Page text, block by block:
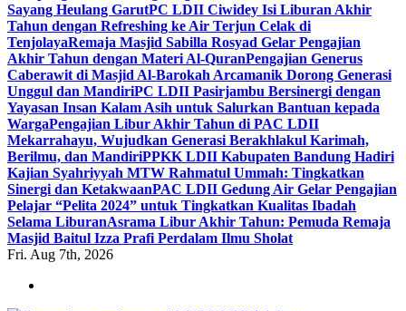
Sayang Heulang GarutPC LDII Ciwidey Isi Liburan Akhir
Tahun dengan Refreshing ke Air Terjun Celak di
TenjolayaRemaja Masjid Sabilla Rosyad Gelar Pengajian
Akhir Tahun dengan Materi Al-QuranPengajian Generus
Caberawit di Masjid Al-Barokah Arcamanik Dorong Generasi
Unggul dan MandiriPC LDII Pasirjambu Bersinergi dengan
Yayasan Insan Kalam Asih untuk Salurkan Bantuan kepada
WargaPengajian Libur Akhir Tahun di PAC LDII
Mekarrahayu, Wujudkan Generasi Berakhlakul Karimah,
Berilmu, dan MandiriPPKK LDII Kabupaten Bandung Hadiri
Kajian Syahriyyah MTW Rahmatul Ummah: Tingkatkan
Sinergi dan KetakwaanPAC LDII Gedung Air Gelar Pengajian
Pelajar “Pelita 2024” untuk Tingkatkan Kualitas Ibadah
Selama LiburanAsrama Libur Akhir Tahun: Pemuda Remaja
Masjid Baitul Izza Prafi Perdalam Ilmu Sholat
Fri. Aug 7th, 2026